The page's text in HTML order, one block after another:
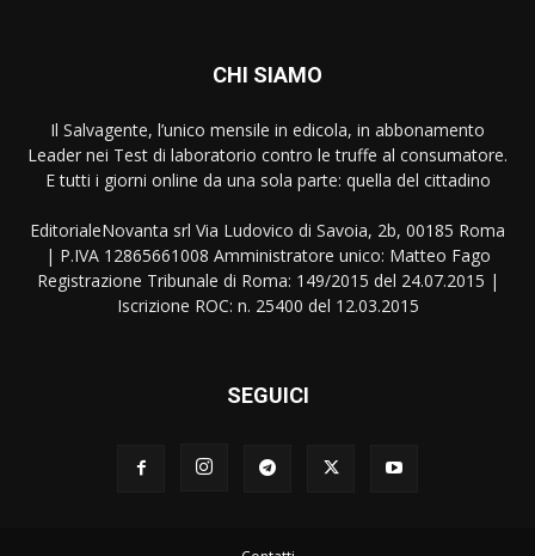
CHI SIAMO
Il Salvagente, l’unico mensile in edicola, in abbonamento
Leader nei Test di laboratorio contro le truffe al consumatore.
E tutti i giorni online da una sola parte: quella del cittadino
EditorialeNovanta srl Via Ludovico di Savoia, 2b, 00185 Roma
| P.IVA 12865661008 Amministratore unico: Matteo Fago
Registrazione Tribunale di Roma: 149/2015 del 24.07.2015 |
Iscrizione ROC: n. 25400 del 12.03.2015
SEGUICI